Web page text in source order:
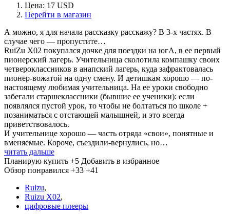
Цена: 17 USD
Перейти в магазин
А можно, я для начала рассказку расскажу? В 3-х частях. В
случае чего — пропустите…
RuiZu X02 покупался дочке для поездки на югА, в ее первый
пионерский лагерь. Учительница сколотила компашку своих
четвероклассников в анапский лагерь, куда зафрактовалась
пионер-вожатой на одну смену. И детишкам хорошо — по-
настоящему любимая учительница. На ее уроки свободно
забегали старшеклассники (бывшие ее ученики): если
появлялся пустой урок, то чтобы не болтаться по школе +
позаниматься с отстающей малышней, и это всегда
приветствовалось.
И учительнице хорошо — часть отряда «свои», понятные и
вменяемые. Короче, съездили-вернулись, но…
читать дальше
Планирую купить +5 Добавить в избранное
Обзор понравился +33 +41
Ruizu,
Ruizu X02,
цифровые плееры